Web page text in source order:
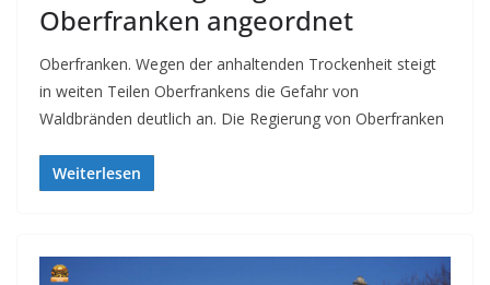
Oberfranken angeordnet
Oberfranken. Wegen der anhaltenden Trockenheit steigt
in weiten Teilen Oberfrankens die Gefahr von
Waldbränden deutlich an. Die Regierung von Oberfranken
Weiterlesen